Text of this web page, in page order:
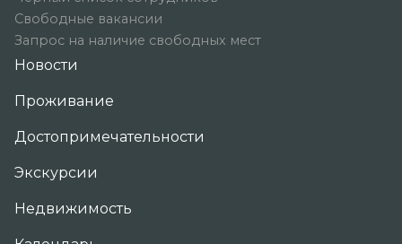
Свободные вакансии
Запрос на наличие свободных мест
Новости
Проживание
Достопримечательности
Экскурсии
Недвижимость